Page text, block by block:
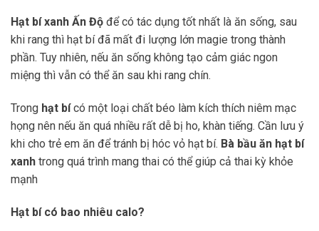
Hạt bí xanh Ấn Độ để có tác dụng tốt nhất là ăn sống, sau
khi rang thì hạt bí đã mất đi lượng lớn magie trong thành
phần. Tuy nhiên, nếu ăn sống không tạo cảm giác ngon
miệng thì vẫn có thể ăn sau khi rang chín.
Trong hạt bícó một loại chất béo làm kích thích niêm mạc
họng nên nếu ăn quá nhiều rất dễ bị ho, khàn tiếng. Cần lưu ý
khi cho trẻ em ăn để tránh bị hóc vỏ hạt bí. Bà bầu ăn hạt bí
xanh trong quá trình mang thai có thể giúp cả thai kỳ khỏe
mạnh
Hạt bí có bao nhiêu calo?